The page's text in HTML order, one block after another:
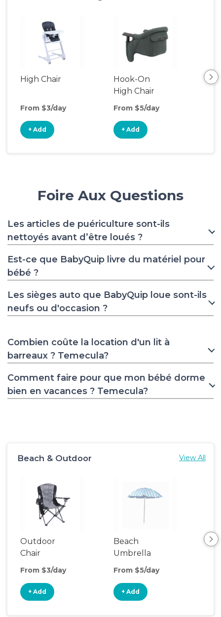
High Chair
From $3/day
+ Add
Hook-On
High Chair
From $5/day
+ Add
Foire Aux Questions
Les articles de puériculture sont-ils
nettoyés avant d’être loués ?
Est-ce que BabyQuip livre du matériel pour
bébé ?
Les sièges auto que BabyQuip loue sont-ils
neufs ou d'occasion ?
Combien coûte la location d'un lit à
barreaux ? Temecula?
Comment faire pour que mon bébé dorme
bien en vacances ? Temecula?
Beach & Outdoor View All
Outdoor
Chair
From $3/day
+ Add
Beach
Umbrella
From $5/day
+ Add